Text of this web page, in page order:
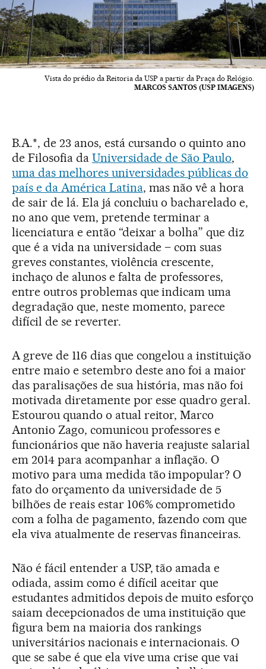
Vista do prédio da Reitoria da USP a partir da Praça do Relógio.
MARCOS SANTOS (USP IMAGENS)
B.A.*, de 23 anos, está cursando o quinto ano
de Filosofia da Universidade de São Paulo,
uma das melhores universidades públicas do
país e da América Latina, mas não vê a hora
de sair de lá. Ela já concluiu o bacharelado e,
no ano que vem, pretende terminar a
licenciatura e então “deixar a bolha” que diz
que é a vida na universidade – com suas
greves constantes, violência crescente,
inchaço de alunos e falta de professores,
entre outros problemas que indicam uma
degradação que, neste momento, parece
difícil de se reverter.
A greve de 116 dias que congelou a instituição
entre maio e setembro deste ano foi a maior
das paralisações de sua história, mas não foi
motivada diretamente por esse quadro geral.
Estourou quando o atual reitor, Marco
Antonio Zago, comunicou professores e
funcionários que não haveria reajuste salarial
em 2014 para acompanhar a inflação. O
motivo para uma medida tão impopular? O
fato do orçamento da universidade de 5
bilhões de reais estar 106% comprometido
com a folha de pagamento, fazendo com que
ela viva atualmente de reservas financeiras.
Não é fácil entender a USP, tão amada e
odiada, assim como é difícil aceitar que
estudantes admitidos depois de muito esforço
saiam decepcionados de uma instituição que
figura bem na maioria dos rankings
universitários nacionais e internacionais. O
que se sabe é que ela vive uma crise que vai